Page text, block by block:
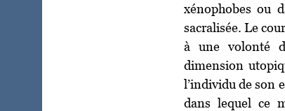
xénophobes ou
sacralisée. Le
à une volonté
dimension
l’individu de son
dans lequel ce